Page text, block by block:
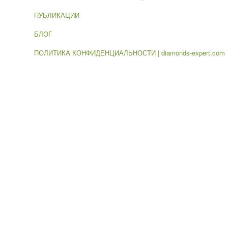
ПУБЛИКАЦИИ
БЛОГ
ПОЛИТИКА КОНФИДЕНЦИАЛЬНОСТИ | diamonds-expert.com